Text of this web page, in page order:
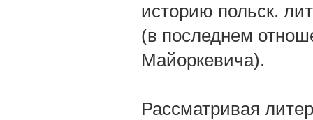
историю польск.
(в последнем
Майоркевича).
Рассматривая